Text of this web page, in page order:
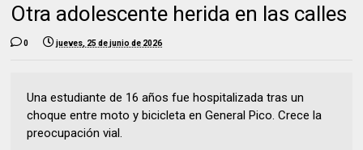
Otra adolescente herida en las calles
0 jueves, 25 de junio de 2026
Una estudiante de 16 años fue hospitalizada tras un
choque entre moto y bicicleta en General Pico. Crece la
preocupación vial.